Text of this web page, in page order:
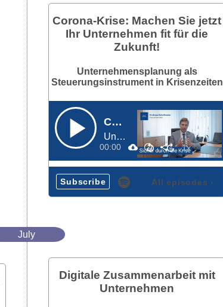
Corona-Krise: Machen Sie jetzt
Ihr Unternehmen fit für die
Zukunft!
Unternehmensplanung als
Steuerungsinstrument in Krisenzeiten
Corona-Krise: Machen Sie jetzt Ihr Unternehmen fit für die Zukunft!
Unternehmensplanung als Steuerungsinstrument in Krisenzeiten
00:00
Subscribe All episodes ›
July
Digitale Zusammenarbeit mit
Unternehmen